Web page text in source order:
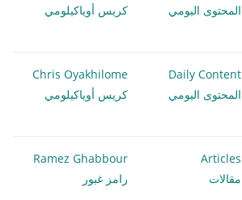
المحتوى اليومي
كريس أوياكيلومي
Daily Content
المحتوى اليومي
Chris Oyakhilome
كريس أوياكيلومي
Articles
مقالات
Ramez Ghabbour
رامز غبور